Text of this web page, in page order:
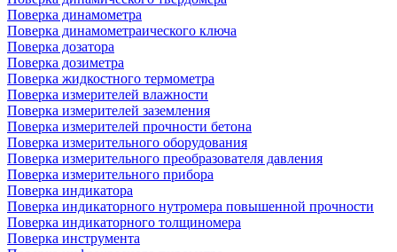
Поверка динамометра
Поверка динамометраического ключа
Поверка дозатора
Поверка дозиметра
Поверка жидкостного термометра
Поверка измерителей влажности
Поверка измерителей заземления
Поверка измерителей прочности бетона
Поверка измерительного оборудования
Поверка измерительного преобразователя давления
Поверка измерительного прибора
Поверка индикатора
Поверка индикаторного нутромера повышенной прочности
Поверка индикаторного толщиномера
Поверка инструмента